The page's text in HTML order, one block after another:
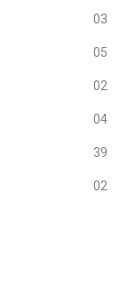
03
05
02
04
39
02